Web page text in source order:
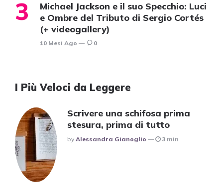
Michael Jackson e il suo Specchio: Luci
e Ombre del Tributo di Sergio Cortés
(+ videogallery)
10 Mesi Ago 0
I Più Veloci da Leggere
Scrivere una schifosa prima
stesura, prima di tutto
Posted
By Alessandra Gianoglio 3 min